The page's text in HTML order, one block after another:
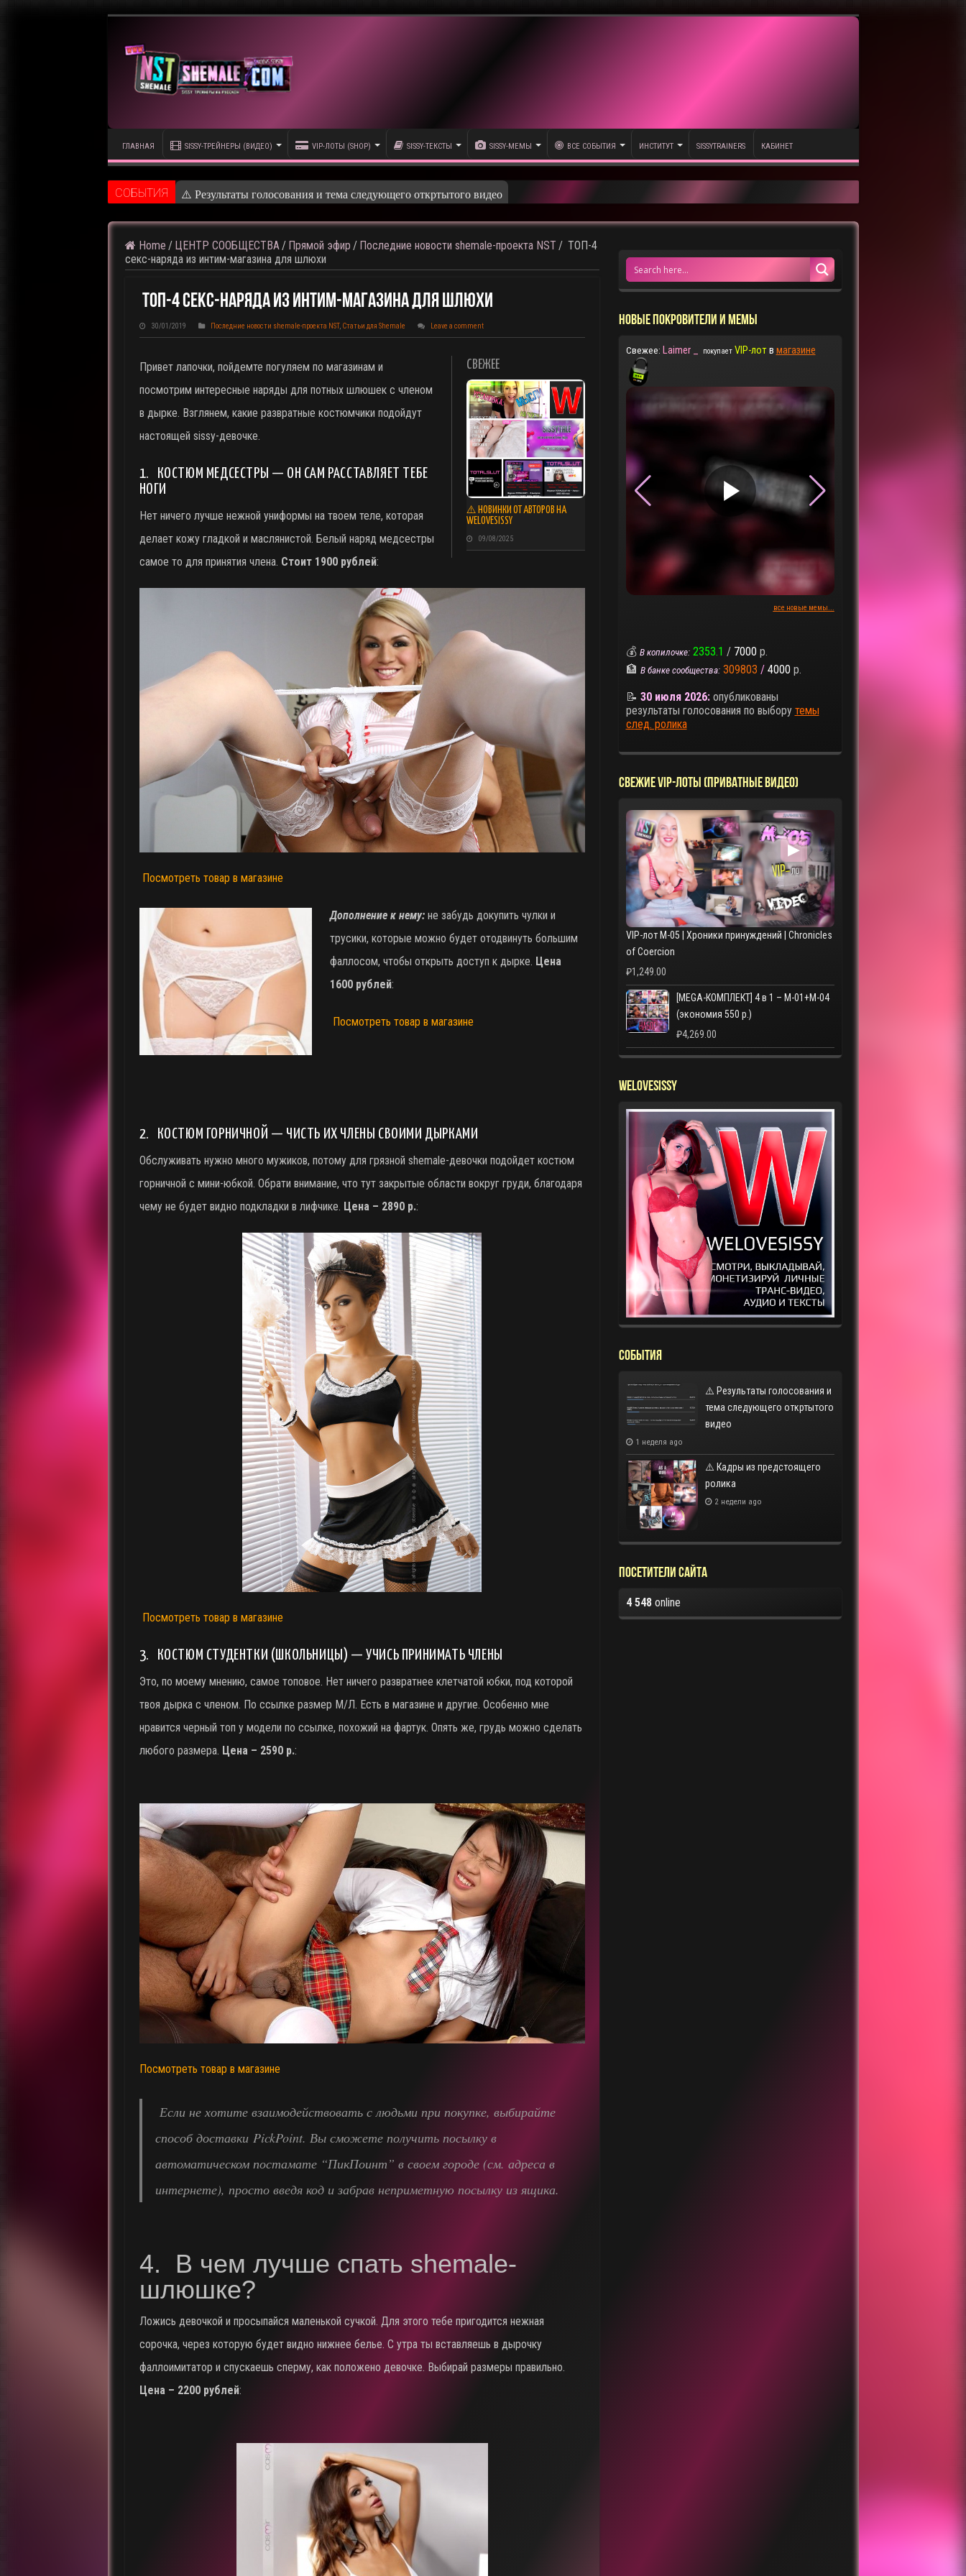
ГЛАВНАЯ SISSY-ТРЕЙНЕРЫ (ВИДЕО) VIP-ЛОТЫ (SHOP) SISSY-ТЕКСТЫ SISSY-МЕМЫ ВСЕ СОБЫТИЯ ИНСТИТУТ SISSYTRAINERS КАБИНЕТ
CОБЫТИЯ ⚠️ Кадры из предстоящего ролика
Home / ЦЕНТР СООБЩЕСТВА / Прямой эфир / Последние новости shemale-проекта NST / ТОП-4
секс-наряда из интим-магазина для шлюхи
ТОП-4 Секс-Наряда Из Интим-Магазина Для Шлюхи
30/01/2019 Последние новости shemale-проекта NST, Статьи для Shemale Leave a comment
СВЕЖЕЕ
⚠️ НОВИНКИ ОТ АВТОРОВ НА
WELOVESISSY
09/08/2025
Привет лапочки, пойдемте погуляем по магазинам и
посмотрим интересные наряды для потных шлюшек с членом
в дырке. Взглянем, какие развратные костюмчики подойдут
настоящей sissy-девочке.
1. КОСТЮМ МЕДСЕСТРЫ — ОН САМ РАССТАВЛЯЕТ ТЕБЕ
НОГИ
Нет ничего лучше нежной униформы на твоем теле, которая
делает кожу гладкой и маслянистой. Белый наряд медсестры
самое то для принятия члена. Стоит 1900 рублей:
Посмотреть товар в магазине
Дополнение к нему: не забудь докупить чулки и
трусики, которые можно будет отодвинуть большим
фаллосом, чтобы открыть доступ к дырке. Цена
1600 рублей:
Посмотреть товар в магазине
2. КОСТЮМ ГОРНИЧНОЙ — ЧИСТЬ ИХ ЧЛЕНЫ СВОИМИ ДЫРКАМИ
Обслуживать нужно много мужиков, потому для грязной shemale-девочки подойдет костюм
горничной с мини-юбкой. Обрати внимание, что тут закрытые области вокруг груди, благодаря
чему не будет видно подкладки в лифчике. Цена – 2890 р.:
Посмотреть товар в магазине
3. КОСТЮМ СТУДЕНТКИ (ШКОЛЬНИЦЫ) — УЧИСЬ ПРИНИМАТЬ ЧЛЕНЫ
Это, по моему мнению, самое топовое. Нет ничего развратнее клетчатой юбки, под которой
твоя дырка с членом. По ссылке размер М/Л. Есть в магазине и другие. Особенно мне
нравится черный топ у модели по ссылке, похожий на фартук. Опять же, грудь можно сделать
любого размера. Цена – 2590 р.:
Посмотреть товар в магазине
Если не хотите взаимодействовать с людьми при покупке, выбирайте
способ доставки PickPoint. Вы сможете получить посылку в
автоматическом постамате “ПикПоинт” в своем городе (см. адреса в
интернете), просто введя код и забрав неприметную посылку из ящика.
4. В чем лучше спать shemale-
шлюшке?
Ложись девочкой и просыпайся маленькой сучкой. Для этого тебе пригодится нежная
сорочка, через которую будет видно нижнее белье. С утра ты вставляешь в дырочку
фаллоимитатор и спускаешь сперму, как положено девочке. Выбирай размеры правильно.
Цена – 2200 рублей:
НОВЫЕ ПОКРОВИТЕЛИ И МЕМЫ
Свежее: Laimer _ покупает VIP-лотв магазине
▶
все новые мемы...
💰 В копилочке: 2353.1 / 7000 р.
🏦 В банке сообщества: 309803 / 4000 р.
📝 30 июля 2026:опубликованы
результаты голосования по выбору темы
след. ролика
СВЕЖИЕ VIP-ЛОТЫ (ПРИВАТНЫЕ ВИДЕО)
▶
VIP-лот M-05 | Хроники принуждений | Chronicles
of Coercion
₽1,249.00
[MEGA-КОМПЛЕКТ] 4 в 1 – M-01+M-04
(экономия 550 р.)
₽4,269.00
WELOVESISSY
СОБЫТИЯ
⚠️ Результаты голосования и
тема следующего откртытого
видео
1 неделя ago
⚠️ Кадры из предстоящего
ролика
2 недели ago
Посетители сайта
4 548online